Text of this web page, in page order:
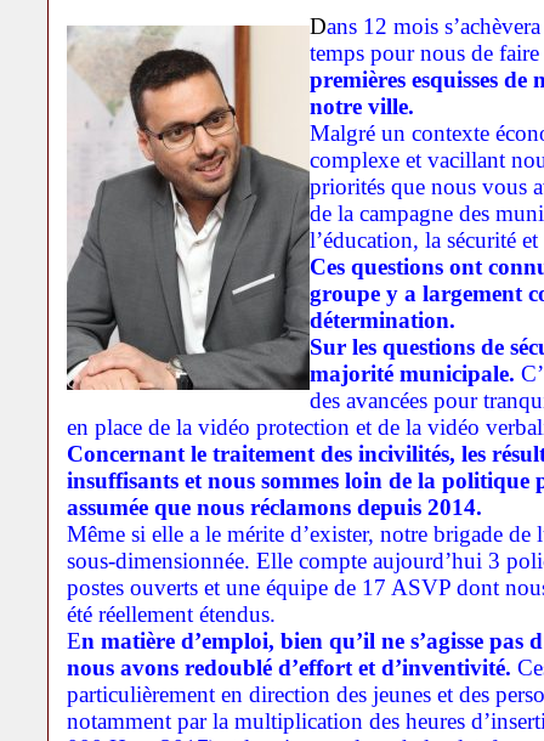
Dans 12 mois
temps pour nous de
premières esquisses
notre ville.
Malgré un contexte
complexe et vacillant
priorités que nous vous
de la campagne des
l’éducation, la sécurité
Ces questions ont
groupe y a largement
détermination.
Sur les questions de
majorité municipale.
des avancées pour
en place de la vidéo protection et de la vidéo
Concernant le traitement des incivilités, les
insuffisants et nous sommes loin de la politique
assumée que nous réclamons depuis 2014.
Même si elle a le mérite d’exister, notre brigade
sous-dimensionnée. Elle compte aujourd’hui 3
postes ouverts et une équipe de 17 ASVP dont
été réellement étendus.
En matière d’emploi, bien qu’il ne s’agisse pas
nous avons redoublé d’effort et d’inventivité.
particulièrement en direction des jeunes et des
notamment par la multiplication des heures